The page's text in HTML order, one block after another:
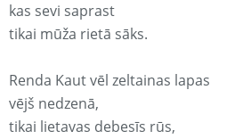
kas sevi saprast
tikai mūža rietā sāks.
Renda Kaut vēl zeltainas lapas
vējš nedzenā,
tikai lietavas debesīs rūs,